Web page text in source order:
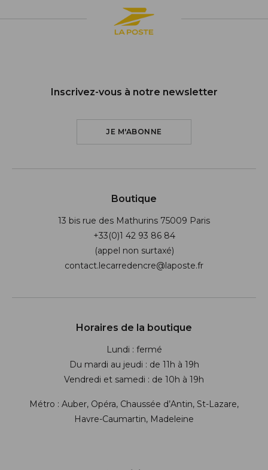
Inscrivez-vous à notre newsletter
JE M'ABONNE
Boutique
13 bis rue des Mathurins 75009 Paris
+33(0)1 42 93 86 84
(appel non surtaxé)
contact.lecarredencre@laposte.fr
Horaires de la boutique
Lundi : fermé
Du mardi au jeudi : de 11h à 19h
Vendredi et samedi : de 10h à 19h
Métro : Auber, Opéra, Chaussée d’Antin, St-Lazare,
Havre-Caumartin, Madeleine